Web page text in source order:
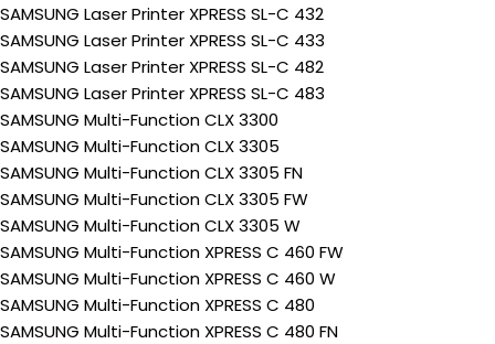
SAMSUNG Laser Printer XPRESS SL-C 432
SAMSUNG Laser Printer XPRESS SL-C 433
SAMSUNG Laser Printer XPRESS SL-C 482
SAMSUNG Laser Printer XPRESS SL-C 483
SAMSUNG Multi-Function CLX 3300
SAMSUNG Multi-Function CLX 3305
SAMSUNG Multi-Function CLX 3305 FN
SAMSUNG Multi-Function CLX 3305 FW
SAMSUNG Multi-Function CLX 3305 W
SAMSUNG Multi-Function XPRESS C 460 FW
SAMSUNG Multi-Function XPRESS C 460 W
SAMSUNG Multi-Function XPRESS C 480
SAMSUNG Multi-Function XPRESS C 480 FN